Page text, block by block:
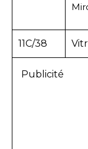
11C/38
Publicité